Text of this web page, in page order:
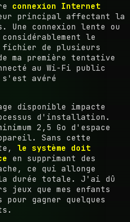
connexion Internet
principal affectant la
Une connexion lente ou
le
fichier de plusieurs
ma première tentative
au Wi-Fi public
avéré
disponible impacte
d'installation.
2,5 Go d'espace
Sans cette
le système doit
en supprimant des
ce qui allonge
la durée totale. J'ai dû
jeux que mes enfants
gagner quelques